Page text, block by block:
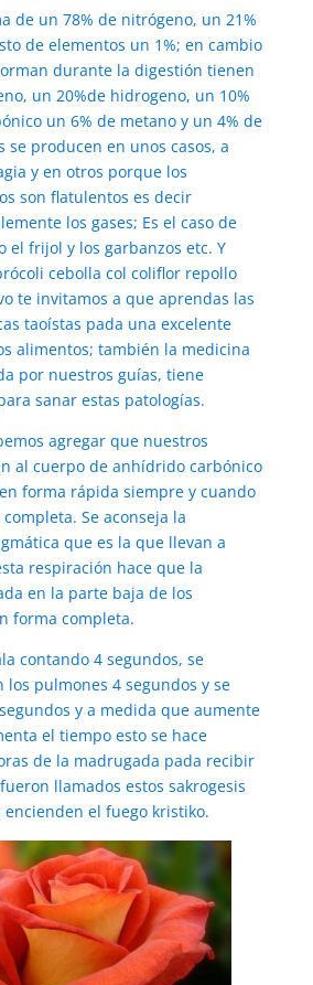
de un 78% de nitrógeno, un 21%
de elementos un 1%; en cambio
durante la digestión tienen
un 20%de hidrogeno, un 10%
un 6% de metano y un 4% de
se producen en unos casos, a
y en otros porque los
son flatulentos es decir
los gases; Es el caso de
el frijol y los garbanzos etc. Y
cebolla col coliflor repollo
te invitamos a que aprendas las
taoístas pada una excelente
alimentos; también la medicina
por nuestros guías, tiene
sanar estas patologías.
agregar que nuestros
al cuerpo de anhídrido carbónico
forma rápida siempre y cuando
Se aconseja la
que es la que llevan a
respiración hace que la
en la parte baja de los
forma completa.
contando 4 segundos, se
los pulmones 4 segundos y se
y a medida que aumente
el tiempo esto se hace
de la madrugada pada recibir
llamados estos sakrogesis
encienden el fuego kristiko.